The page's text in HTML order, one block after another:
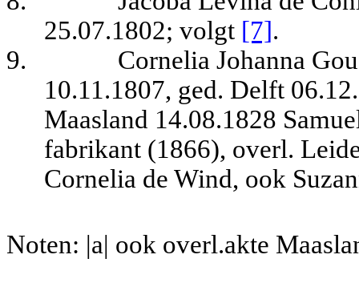
25.07.1802; volgt [7].
9.
Cornelia Johanna
10.11.1807, ged. Delft
Maasland 14.08.1828
fabrikant (1866), overl.
Cornelia de Wind, ook
Noten: |a| ook overl.akte